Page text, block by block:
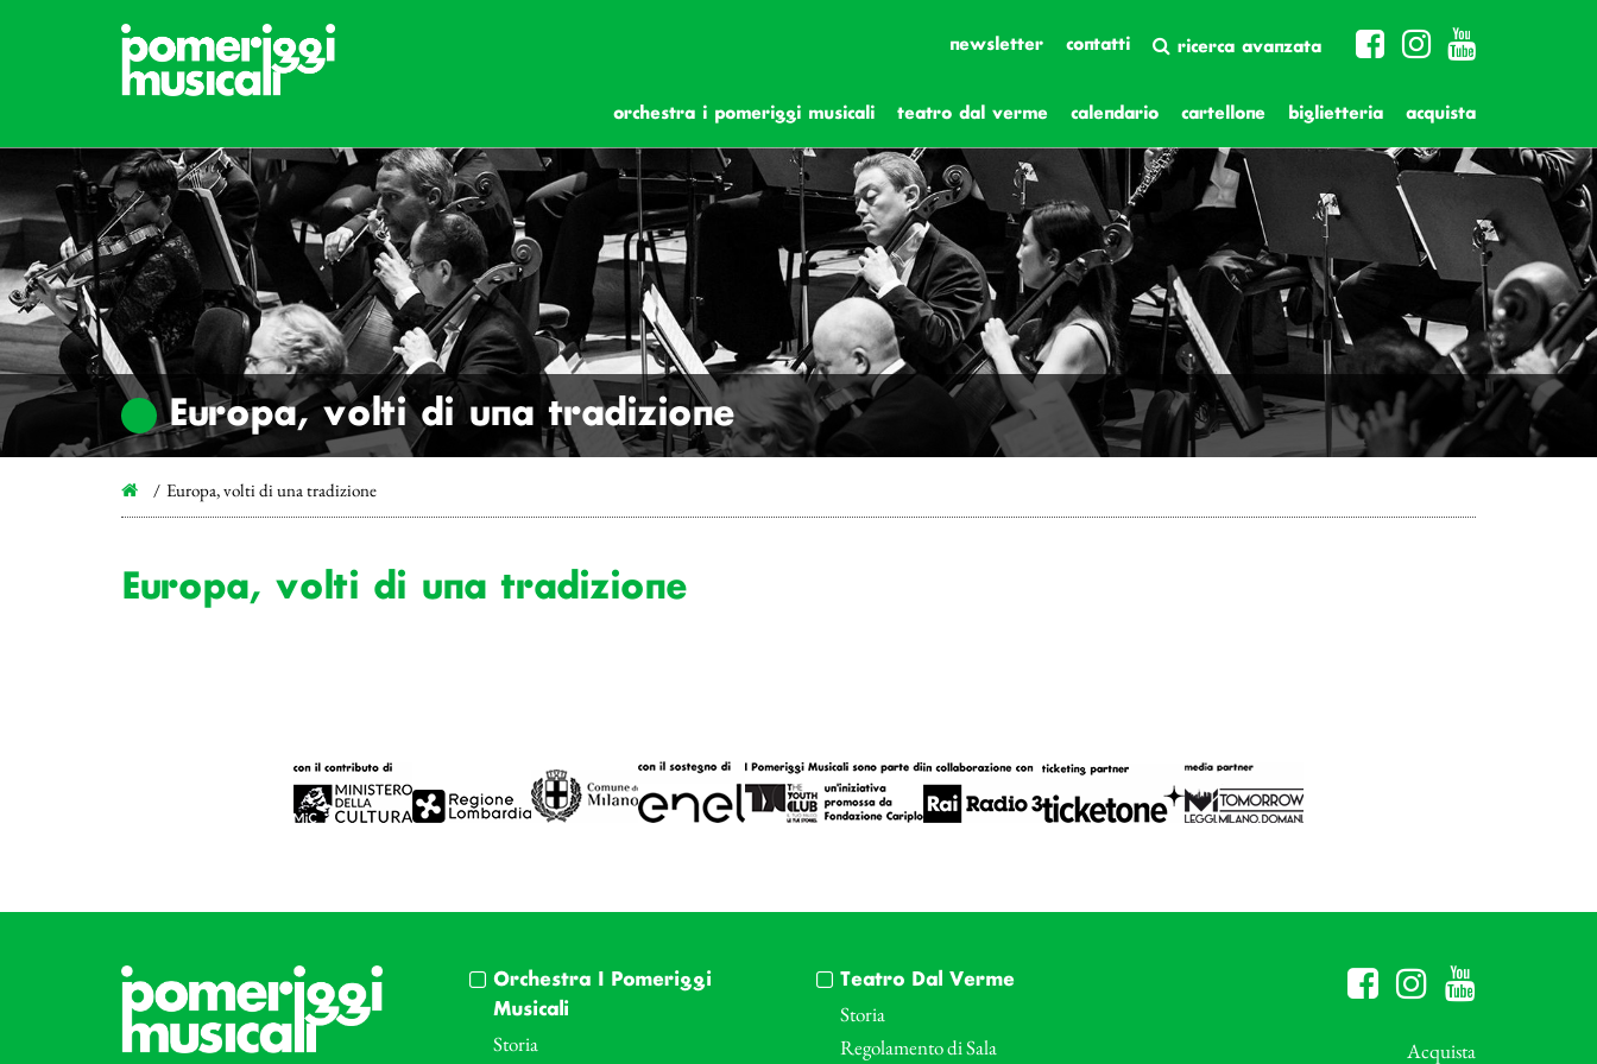
newsletter contatti ricerca avanzata
orchestra i pomeriggi musicali teatro dal verme calendario cartellone biglietteria acquista
Europa, volti di una tradizione
Europa, volti di una tradizione
Europa, volti di una tradizione
Orchestra I Pomeriggi
Musicali
Storia
Teatro Dal Verme
Storia
Regolamento di Sala
Acquista